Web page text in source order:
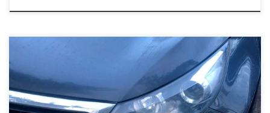
Пробег 115 000 км. Коробка автоматическая. Катализатор
удалили в другом городе, там же сделали чип тюнинг. Сделать то
сделали, но до конца не доделали. Ошибки P0420 нет, но зато